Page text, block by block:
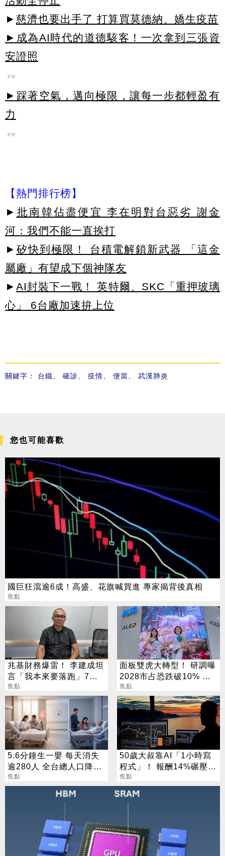
► 慈濟也要出手了 打算買莫德納、嬌生疫苗
►成為AI時代的道德駭客！一次拿到三張資
安證照
PR
►踩著空氣，邁向極限，讓每一步都輕盈有
力
PR
【熱門排行榜】
► 批南韓佔盡便宜 李在明對台惡劣 謝金
河：我們不能一直挨打
► 矽快到極限！ 台積電解鎖新武器 「這金
屬廠」有望成下個神隊友
► AI封裝下一戰！ 英特爾、SKC「重押玻璃
心」 6台廠加速拚上位
關鍵字： 台鐵 確診 疫情 便當 武漢肺炎
您也可能喜歡
國巨狂瀉逾6成！高盛、花旗喊買進 專家揭背後真相
焦點
兆基財務爆雷！ 李建成坦
言「我本來要落跑」7億
資金流向曝
焦點
面板雙虎大轉型！ 研調曝
2028市占恐跌破10% 拚
關鍵少數
焦點
5.6分鐘生一嬰 每天消失
逾280人 全台總人口降至
2323萬
焦點
50歲大叔靠AI「1小時寫
程式」！ 報酬14%碾壓標
普 直接辭職去炒股
焦點